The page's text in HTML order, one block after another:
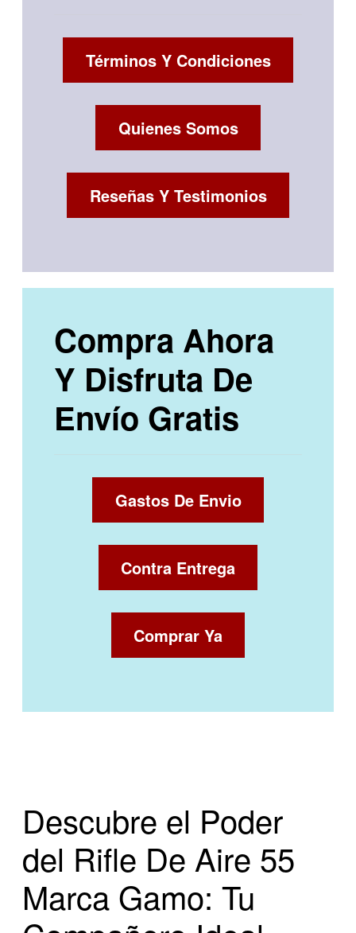
Términos Y Condiciones
Quienes Somos
Reseñas Y Testimonios
Compra Ahora
Y Disfruta De
Envío Gratis
Gastos De Envio
Contra Entrega
Comprar Ya
Descubre el Poder
del Rifle De Aire 55
Marca Gamo: Tu